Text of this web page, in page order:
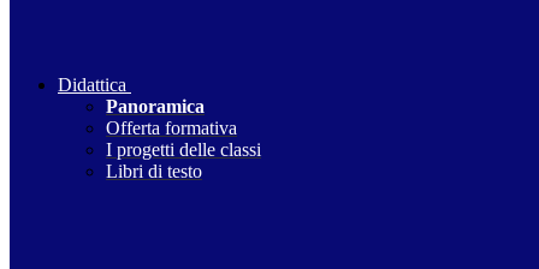
Didattica
Panoramica
Offerta formativa
I progetti delle classi
Libri di testo